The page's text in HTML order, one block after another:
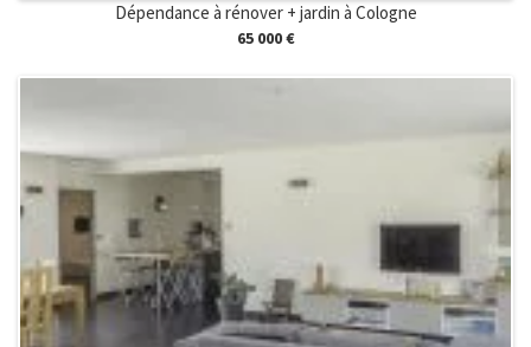
Dépendance à rénover + jardin à Cologne
65 000 €